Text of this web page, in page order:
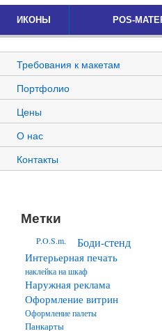
ИКОНЫ POS-
Требования к макетам
Портфолио
Цены
О нас
Контакты
Метки
P.O.S.m. Боди-стенд
Интерьерная печать
наклейка на шкаф
Наружная реклама
Оформление витрин
Оформление палеты
Панкарты